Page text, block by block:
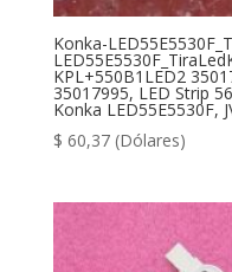
Konka-
KPL+550B1LED2
35017995, LED Strip
Konka LED55E5530F,
$ 60,37 (Dólares)